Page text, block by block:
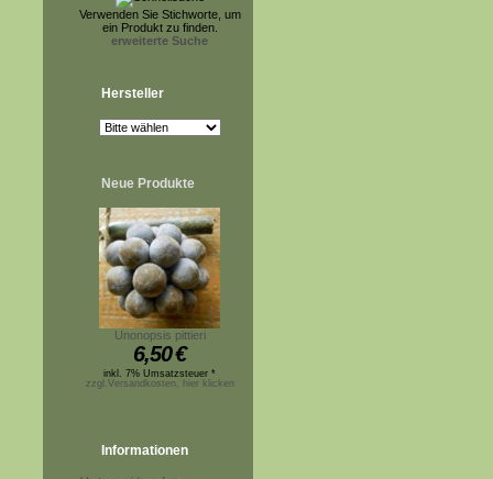
Verwenden Sie Stichworte, um
ein Produkt zu finden.
erweiterte Suche
Hersteller
Neue Produkte
Unonopsis pittieri
6,50€
inkl. 7% Umsatzsteuer *
zzgl.Versandkosten, hier klicken
Informationen